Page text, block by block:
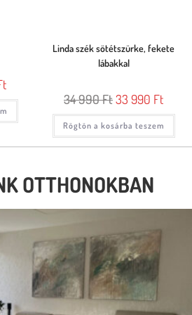
Linda szék sötétszürke, fekete
lábakkal
34 990Ft33 990 Ft
Rögtön a kosárba teszem
OTTHONOKBAN